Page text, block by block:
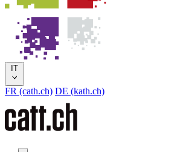
IT
FR (cath.ch) DE (kath.ch)